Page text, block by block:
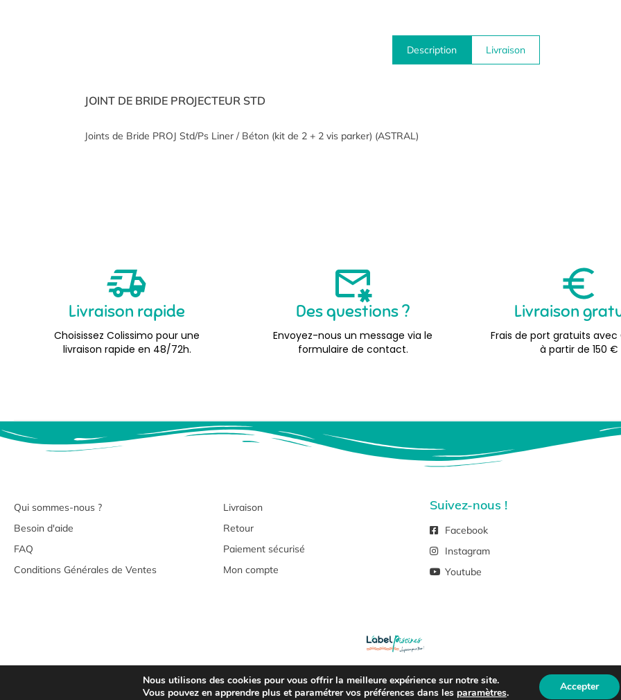
Description Livraison
JOINT DE BRIDE PROJECTEUR STD
Joints de Bride PROJ Std/Ps Liner / Béton (kit de 2 + 2 vis parker) (ASTRAL)
Livraison rapide
Choisissez Colissimo pour une
livraison rapide en 48/72h.
Des questions ?
Envoyez-nous un message via le
formulaire de contact.
Livraison
Frais de port gratuits avec
à partir de 150 €
Qui sommes-nous ?
Besoin d'aide
FAQ
Conditions Générales de Ventes
Livraison
Retour
Paiement sécurisé
Mon compte
Suivez-nous !
Facebook
Instagram
Youtube
Copyright © 2026 –Mentions Légales Et Politique De Confidentialité
Nous utilisons des cookies pour vous offrir la meilleure expérience sur notre site.
Vous pouvez en apprendre plus et paramétrer vos préférences dans les paramètres. Accepter